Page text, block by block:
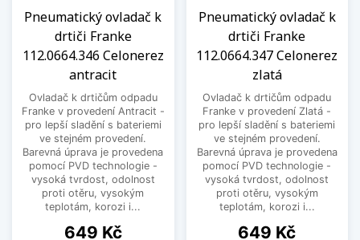
Pneumatický ovladač k
drtiči Franke
112.0664.346 Celonerez
antracit
Ovladač k drtičům odpadu
Franke v provedení Antracit -
pro lepší sladění s bateriemi
ve stejném provedení.
Barevná úprava je provedena
pomocí PVD technologie -
vysoká tvrdost, odolnost
proti otěru, vysokým
teplotám, korozi i...
Cena
649 Kč
Pneumatický ovladač k
drtiči Franke
112.0664.347 Celonerez
zlatá
Ovladač k drtičům odpadu
Franke v provedení Zlatá -
pro lepší sladění s bateriemi
ve stejném provedení.
Barevná úprava je provedena
pomocí PVD technologie -
vysoká tvrdost, odolnost
proti otěru, vysokým
teplotám, korozi i...
Cena
649 Kč